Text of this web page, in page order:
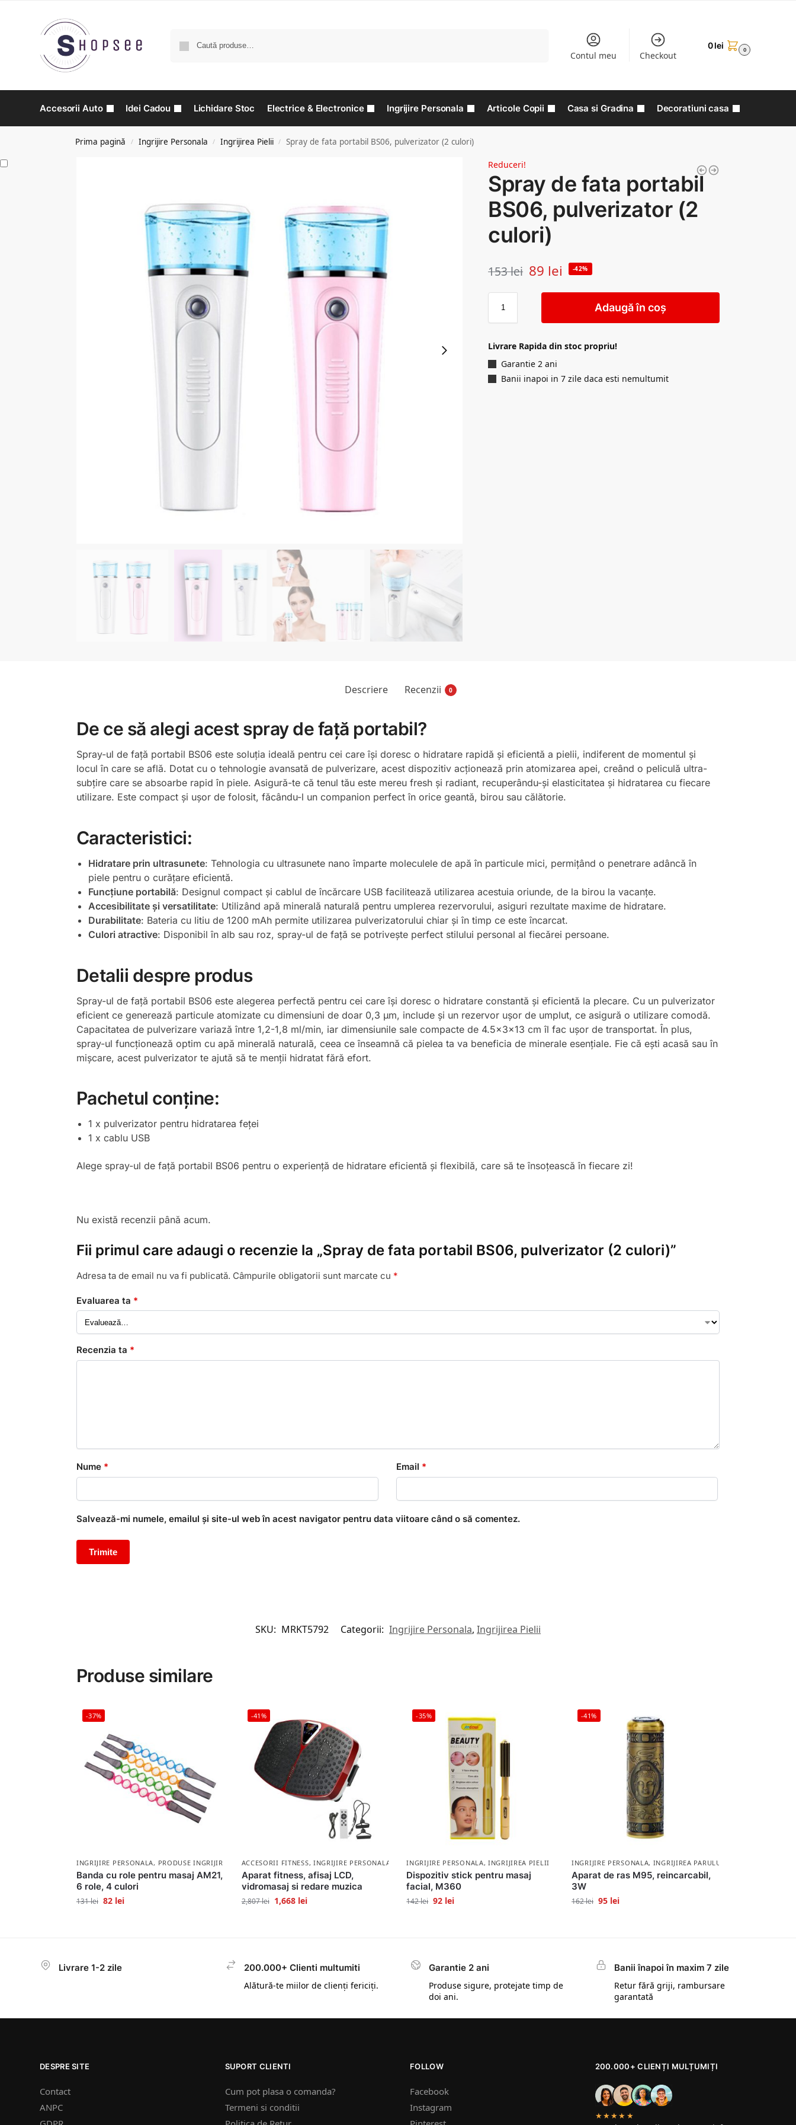
Contul meu Checkout
0lei 0
Accesorii Auto Idei Cadou Lichidare Stoc Electrice & Electronice Ingrijire Personala Articole Copii Casa si Gradina Decoratiuni casa
Prima pagină / Ingrijire Personala / Ingrijirea Pielii / Spray de fata portabil BS06, pulverizator (2 culori)
Reduceri!
Spray de fata portabil
BS06, pulverizator (2
culori)
153lei 89 lei -42%
Adaugă în coș
Livrare Rapida din stoc propriu!
Garantie 2 ani
Banii inapoi in 7 zile daca esti nemultumit
Descriere Recenzii 0
De ce să alegi acest spray de față portabil?
Spray-ul de față portabil BS06 este soluția ideală pentru cei care își doresc o hidratare rapidă și eficientă a pielii, indiferent de momentul și
locul în care se află. Dotat cu o tehnologie avansată de pulverizare, acest dispozitiv acționează prin atomizarea apei, creând o peliculă ultra-
subțire care se absoarbe rapid în piele. Asigură-te că tenul tău este mereu fresh și radiant, recuperându-și elasticitatea și hidratarea cu fiecare
utilizare. Este compact și ușor de folosit, făcându-l un companion perfect în orice geantă, birou sau călătorie.
Caracteristici:
Hidratare prin ultrasunete: Tehnologia cu ultrasunete nano împarte moleculele de apă în particule mici, permițând o penetrare adâncă în
piele pentru o curățare eficientă.
Funcțiune portabilă: Designul compact și cablul de încărcare USB facilitează utilizarea acestuia oriunde, de la birou la vacanțe.
Accesibilitate și versatilitate: Utilizând apă minerală naturală pentru umplerea rezervorului, asiguri rezultate maxime de hidratare.
Durabilitate: Bateria cu litiu de 1200 mAh permite utilizarea pulverizatorului chiar și în timp ce este încarcat.
Culori atractive: Disponibil în alb sau roz, spray-ul de față se potrivește perfect stilului personal al fiecărei persoane.
Detalii despre produs
Spray-ul de față portabil BS06 este alegerea perfectă pentru cei care își doresc o hidratare constantă și eficientă la plecare. Cu un pulverizator
eficient ce generează particule atomizate cu dimensiuni de doar 0,3 μm, include și un rezervor ușor de umplut, ce asigură o utilizare comodă.
Capacitatea de pulverizare variază între 1,2-1,8 ml/min, iar dimensiunile sale compacte de 4.5x3x13 cm îl fac ușor de transportat. În plus,
spray-ul funcționează optim cu apă minerală naturală, ceea ce înseamnă că pielea ta va beneficia de minerale esențiale. Fie că ești acasă sau în
mișcare, acest pulverizator te ajută să te menții hidratat fără efort.
Pachetul conține:
1 x pulverizator pentru hidratarea feței
1 x cablu USB
Alege spray-ul de față portabil BS06 pentru o experiență de hidratare eficientă și flexibilă, care să te însoțească în fiecare zi!
Nu există recenzii până acum.
Fii primul care adaugi o recenzie la „Spray de fata portabil BS06, pulverizator (2 culori)”
Adresa ta de email nu va fi publicată. Câmpurile obligatorii sunt marcate cu *
Evaluarea ta *
Recenzia ta *
Nume * Email *
Salvează-mi numele, emailul și site-ul web în acest navigator pentru data viitoare când o să comentez.
SKU: MRKT5792 Categorii: Ingrijire Personala, Ingrijirea Pielii
Produse similare
-37%
INGRIJIRE PERSONALA, PRODUSE INGRIJIRE PERSONALA
Banda cu role pentru masaj AM21,
6 role, 4 culori
131lei 82 lei
-41%
ACCESORII FITNESS, INGRIJIRE PERSONALA
Aparat fitness, afisaj LCD,
vidromasaj si redare muzica
2,807lei 1,668 lei
-35%
INGRIJIRE PERSONALA,INGRIJIREA PIELII
Dispozitiv stick pentru masaj
facial, M360
142lei 92 lei
-41%
INGRIJIRE PERSONALA, INGRIJIREA PARULUI
Aparat de ras M95, reincarcabil,
3W
162lei 95 lei
Livrare 1-2 zile
200.000+ Clienti multumiti
Alătură-te miilor de clienți fericiți.
Garantie 2 ani
Produse sigure, protejate timp de
doi ani.
Banii înapoi în maxim 7 zile
Retur fără griji, rambursare
garantată
DESPRE SITE
Contact
ANPC
SUPORT CLIENTI
Cum pot plasa o comanda?
Termeni si conditii
FOLLOW
Facebook
Instagram
200.000+ CLIENȚI MULȚUMIȚI
★★★★★